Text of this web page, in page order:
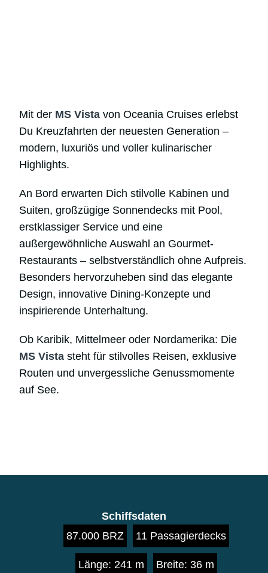
Mit der MS Vista von Oceania Cruises erlebst
Du Kreuzfahrten der neuesten Generation –
modern, luxuriös und voller kulinarischer
Highlights.
An Bord erwarten Dich stilvolle Kabinen und
Suiten, großzügige Sonnendecks mit Pool,
erstklassiger Service und eine
außergewöhnliche Auswahl an Gourmet-
Restaurants – selbstverständlich ohne Aufpreis.
Besonders hervorzuheben sind das elegante
Design, innovative Dining-Konzepte und
inspirierende Unterhaltung.
Ob Karibik, Mittelmeer oder Nordamerika: Die
MS Vista steht für stilvolles Reisen, exklusive
Routen und unvergessliche Genussmomente
auf See.
Schiffsdaten
87.000 BRZ
11 Passagierdecks
Länge: 241 m Breite: 36 m